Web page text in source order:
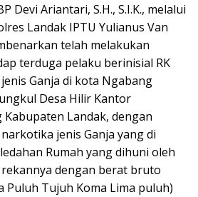
Devi Ariantari, S.H., S.I.K., melalui
Landak IPTU Yulianus Van
telah melakukan
terduga pelaku berinisial RK
Ganja di kota Ngabang
Desa Hilir Kantor
Kabupaten Landak, dengan
jenis Ganja yang di
Rumah yang dihuni oleh
dengan berat bruto
Puluh Tujuh Koma Lima puluh)